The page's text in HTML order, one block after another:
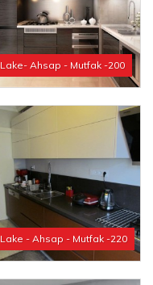
Lake- Ahsap - Mutfak -200
Lake - Ahsap - Mutfak -220